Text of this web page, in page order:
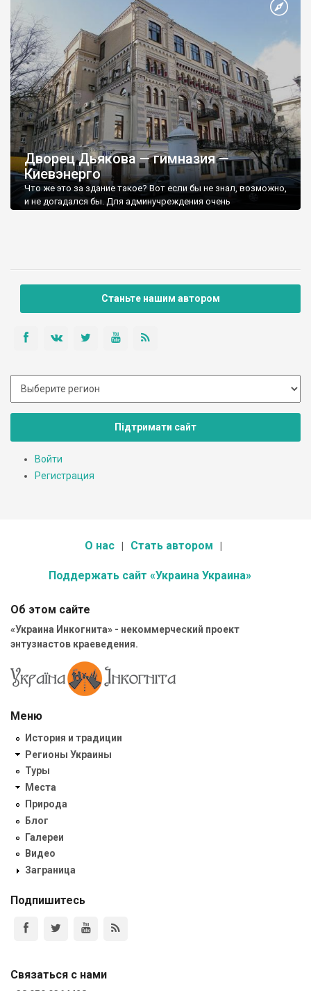
строители. Проект дома сделал мастер киевского модерна,
известный архитектор немецкого происхождения Мартин
Клуг.
Дворец Дьякова — гимназия —
Киевэнерго
Что же это за здание такое? Вот если бы не знал, возможно,
и не догадался бы. Для админучреждения очень
поселились). Другая табличка (в углу) указывает на то, что
всемирно известный балерун - Серж Лифарь…
Станьте нашим автором
Підтримати сайт
Войти
Регистрация
О нас Стать автором
Поддержать сайт «Украина Украина»
Об этом сайте
«Украина Инкогнита» - некоммерческий проект
энтузиастов краеведения.
Меню
История и традиции
Регионы Украины
Туры
Места
Природа
Блог
Галереи
Видео
Заграница
Подпишитесь
Связаться с нами